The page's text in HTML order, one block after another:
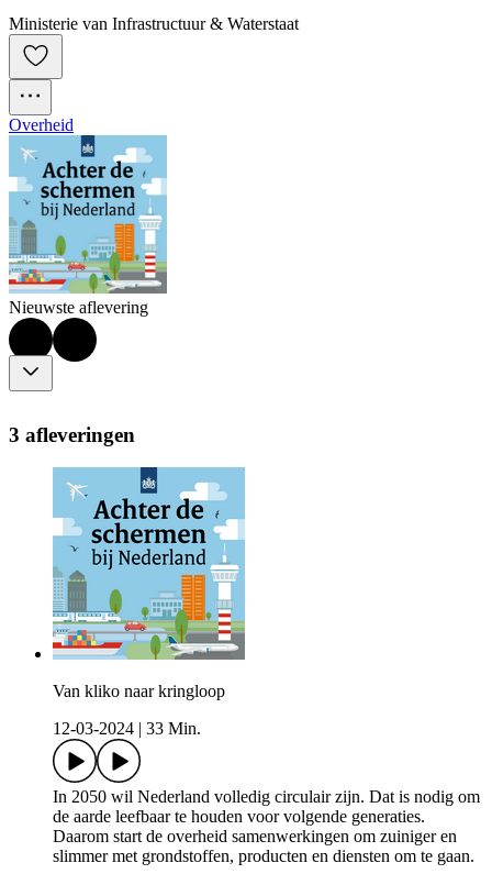
Ministerie van Infrastructuur & Waterstaat
Overheid
Nieuwste aflevering
3 afleveringen
Van kliko naar kringloop
12-03-2024
33 Min.
In 2050 wil Nederland volledig circulair zijn. Dat is nodig om
de aarde leefbaar te houden voor volgende generaties.
Daarom start de overheid samenwerkingen om zuiniger en
slimmer met grondstoffen, producten en diensten om te gaan.